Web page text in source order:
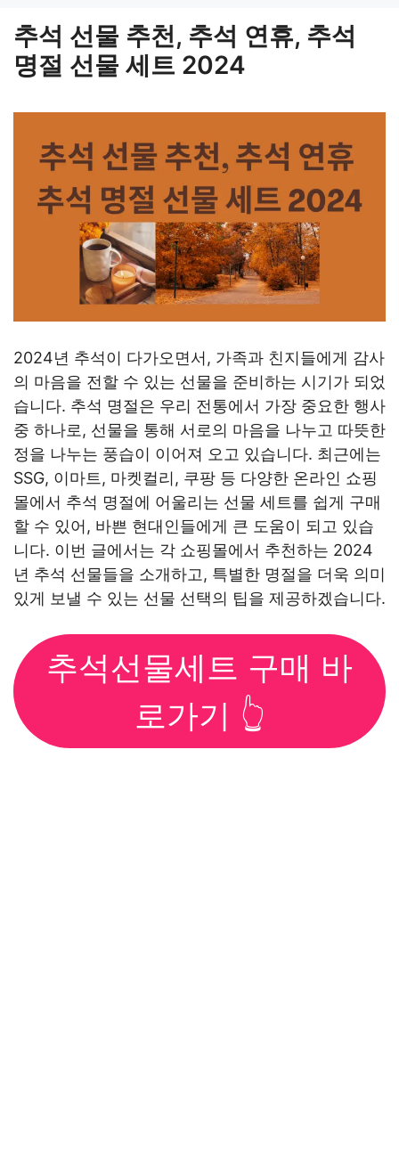
추석 선물 추천, 추석 연휴, 추석
명절 선물 세트 2024
2024년 추석이 다가오면서, 가족과 친지들에게 감사
의 마음을 전할 수 있는 선물을 준비하는 시기가 되었
습니다. 추석 명절은 우리 전통에서 가장 중요한 행사
중 하나로, 선물을 통해 서로의 마음을 나누고 따뜻한
정을 나누는 풍습이 이어져 오고 있습니다. 최근에는
SSG, 이마트, 마켓컬리, 쿠팡 등 다양한 온라인 쇼핑
몰에서 추석 명절에 어울리는 선물 세트를 쉽게 구매
할 수 있어, 바쁜 현대인들에게 큰 도움이 되고 있습
니다. 이번 글에서는 각 쇼핑몰에서 추천하는 2024
년 추석 선물들을 소개하고, 특별한 명절을 더욱 의미
있게 보낼 수 있는 선물 선택의 팁을 제공하겠습니다.
추석선물세트 구매 바
로가기 👆